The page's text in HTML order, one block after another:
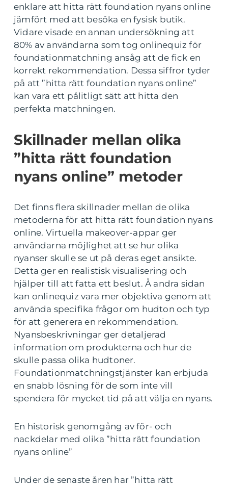
enklare att hitta rätt foundation nyans online
jämfört med att besöka en fysisk butik.
Vidare visade en annan undersökning att
80% av användarna som tog onlinequiz för
foundationmatchning ansåg att de fick en
korrekt rekommendation. Dessa siffror tyder
på att ”hitta rätt foundation nyans online”
kan vara ett pålitligt sätt att hitta den
perfekta matchningen.
Skillnader mellan olika
”hitta rätt foundation
nyans online” metoder
Det finns flera skillnader mellan de olika
metoderna för att hitta rätt foundation nyans
online. Virtuella makeover-appar ger
användarna möjlighet att se hur olika
nyanser skulle se ut på deras eget ansikte.
Detta ger en realistisk visualisering och
hjälper till att fatta ett beslut. Å andra sidan
kan onlinequiz vara mer objektiva genom att
använda specifika frågor om hudton och typ
för att generera en rekommendation.
Nyansbeskrivningar ger detaljerad
information om produkterna och hur de
skulle passa olika hudtoner.
Foundationmatchningstjänster kan erbjuda
en snabb lösning för de som inte vill
spendera för mycket tid på att välja en nyans.
En historisk genomgång av för- och
nackdelar med olika ”hitta rätt foundation
nyans online”
Under de senaste åren har ”hitta rätt